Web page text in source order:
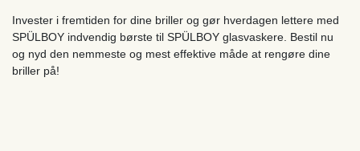
Invester i fremtiden for dine briller og gør hverdagen lettere med
SPÜLBOY indvendig børste til SPÜLBOY glasvaskere. Bestil nu
og nyd den nemmeste og mest effektive måde at rengøre dine
briller på!